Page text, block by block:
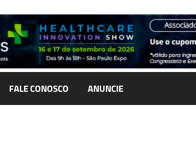
FALE CONOSCO ANUNCIE